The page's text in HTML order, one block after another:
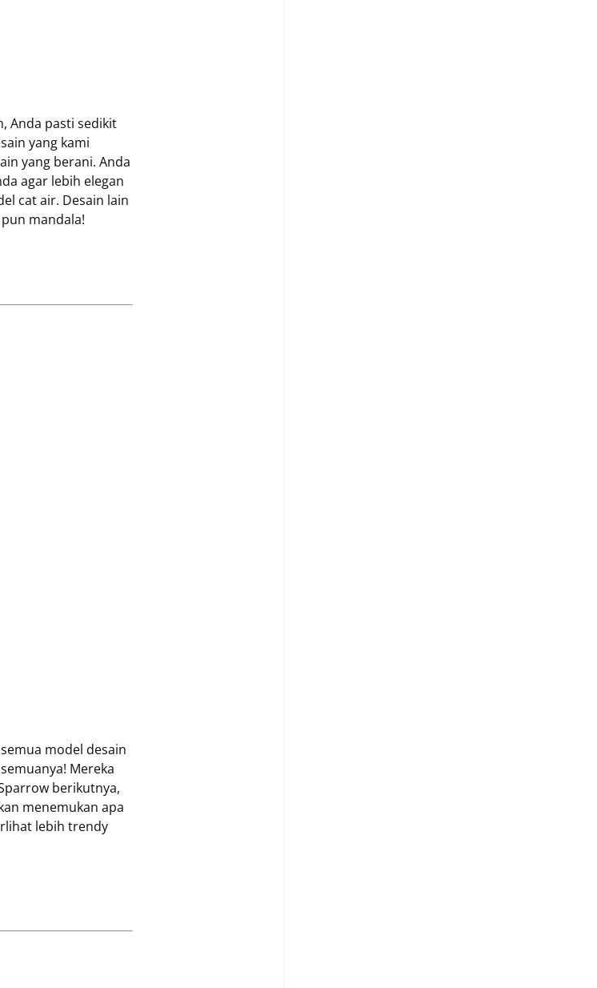
Anda pasti sedikit
yang kami
yang berani. Anda
agar lebih elegan
cat air. Desain lain
mandala!
model desain
Mereka
berikutnya,
menemukan apa
lebih trendy